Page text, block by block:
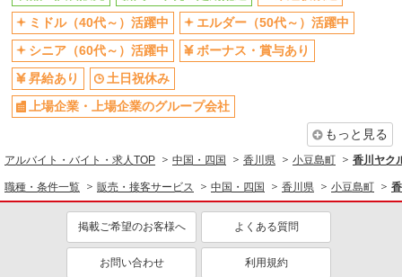
上場企業・上場企業のグループ会
社
車通勤OK
扶養内勤務OK 社員登用あり
ミドル（40代～）活躍中
エルダー（50代～）活躍中
シニア（60代～）活躍中
ボーナス・賞与あり
昇給あり
土日祝休み
上場企業・上場企業のグループ会社
もっと見る
アルバイト・バイト・求人TOP 中国・四国 香川県 小豆島町 香川ヤク
職種・条件一覧 販売・接客サービス 中国・四国 香川県 小豆島町
掲載ご希望のお客様へ よくある質問
お問い合わせ 利用規約